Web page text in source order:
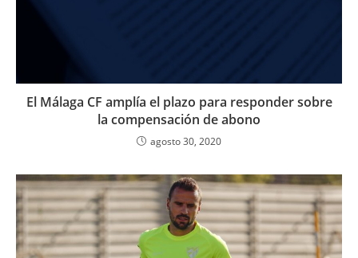
El Málaga CF amplía el plazo para responder sobre
la compensación de abono
agosto 30, 2020